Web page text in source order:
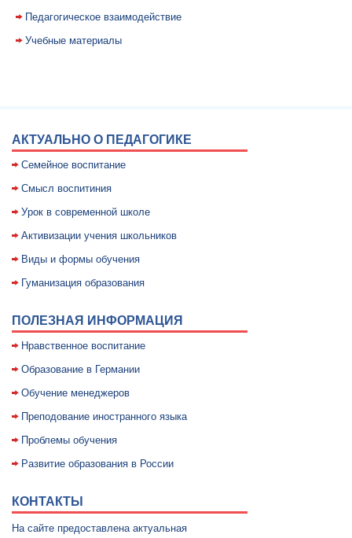
Педагогическое взаимодействие
Учебные материалы
АКТУАЛЬНО О ПЕДАГОГИКЕ
Семейное воспитание
Смысл воспитиния
Уpок в совpеменной школе
Активизации учения школьников
Виды и формы обучения
Гуманизация образования
ПОЛЕЗНАЯ ИНФОРМАЦИЯ
Нравственное воспитание
Образование в Германии
Обучение менеджеров
Преподование иностранного языка
Проблемы обучения
Развитие образования в России
КОНТАКТЫ
На сайте предоставлена актуальная